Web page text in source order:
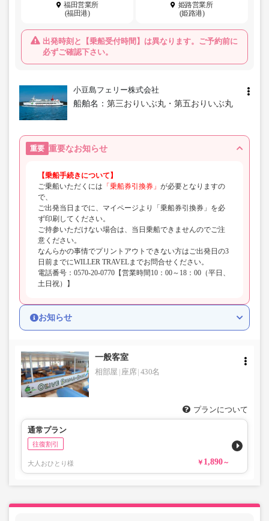
福田営業所
(福田港)
出発時刻と【乗船受付時間】は異なります。ご予約前に
必ずご確認下さい。
姫路営業所
(姫路港)
小豆島フェリー株式会社
船舶名： 第三おりいぶ丸・第五おりいぶ丸
重要 重要なお知らせ
【乗船手続きについて】
ご乗船いただくには 「乗船券引換券」 が必要となりますの
で、
ご出発当日までに、マイページより「乗船券引換券」を必
ず印刷してください。
ご持参いただけない場合は、当日乗船できませんのでご注
意ください。
なんらかの事情でプリントアウトできない方はご出発日の3
日前までにWILLER TRAVELまでお問合せください。
電話番号：0570-20-0770【営業時間10：00～18：00（平日、
土日祝）】
お知らせ
一般客室
相部屋 座席 430名
プランについて
通常プラン
往復割引
大人おひとり様 1,890